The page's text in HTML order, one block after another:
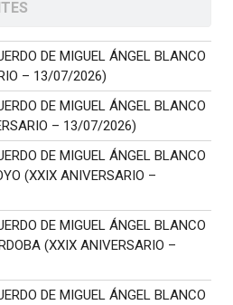
DE MIGUEL ÁNGEL BLANCO
– 13/07/2026)
DE MIGUEL ÁNGEL BLANCO
– 13/07/2026)
DE MIGUEL ÁNGEL BLANCO
(XXIX ANIVERSARIO –
DE MIGUEL ÁNGEL BLANCO
(XXIX ANIVERSARIO –
DE MIGUEL ÁNGEL BLANCO